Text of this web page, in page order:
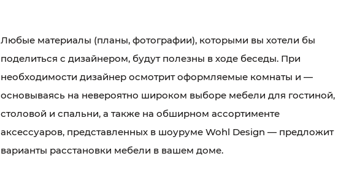
Любые материалы (планы, фотографии), которыми вы хотели бы
поделиться с дизайнером, будут полезны в ходе беседы. При
необходимости дизайнер осмотрит оформляемые комнаты и —
основываясь на невероятно широком выборе мебели для гостиной,
столовой и спальни, а также на обширном ассортименте
аксессуаров, представленных в шоуруме Wohl Design — предложит
варианты расстановки мебели в вашем доме.